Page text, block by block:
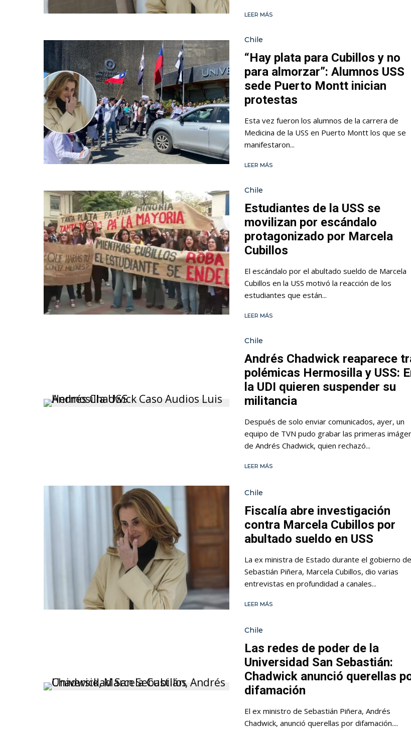
LEER MÁS
Chile
“Hay plata para Cubillos y no
para almorzar”: Alumnos USS
sede Puerto Montt inician
protestas
Esta vez fueron los alumnos de la carrera de
Medicina de la USS en Puerto Montt los que se
manifestaron...
LEER MÁS
Chile
Estudiantes de la USS se
movilizan por escándalo
protagonizado por Marcela
Cubillos
El escándalo por el abultado sueldo de Marcela
Cubillos en la USS motivó la reacción de los
estudiantes que están...
LEER MÁS
Chile
Andrés Chadwick reaparece
polémicas Hermosilla y USS:
la UDI quieren suspender su
militancia
Después de solo enviar comunicados, ayer, un
equipo de TVN pudo grabar las primeras
de Andrés Chadwick, quien rechazó...
LEER MÁS
Chile
Fiscalía abre investigación
contra Marcela Cubillos por
abultado sueldo en USS
La ex ministra de Estado durante el gobierno de
Sebastián Piñera, Marcela Cubillos, dio varias
entrevistas en profundidad a canales...
LEER MÁS
Chile
Las redes de poder de la
Universidad San Sebastián:
Chadwick anunció querellas
difamación
El ex ministro de Sebastián Piñera, Andrés
Chadwick, anunció querellas por difamación....